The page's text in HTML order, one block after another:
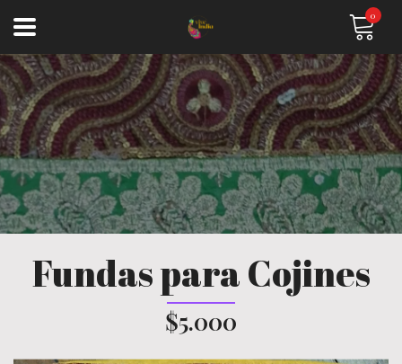
0
Fundas para Cojines
$5.000